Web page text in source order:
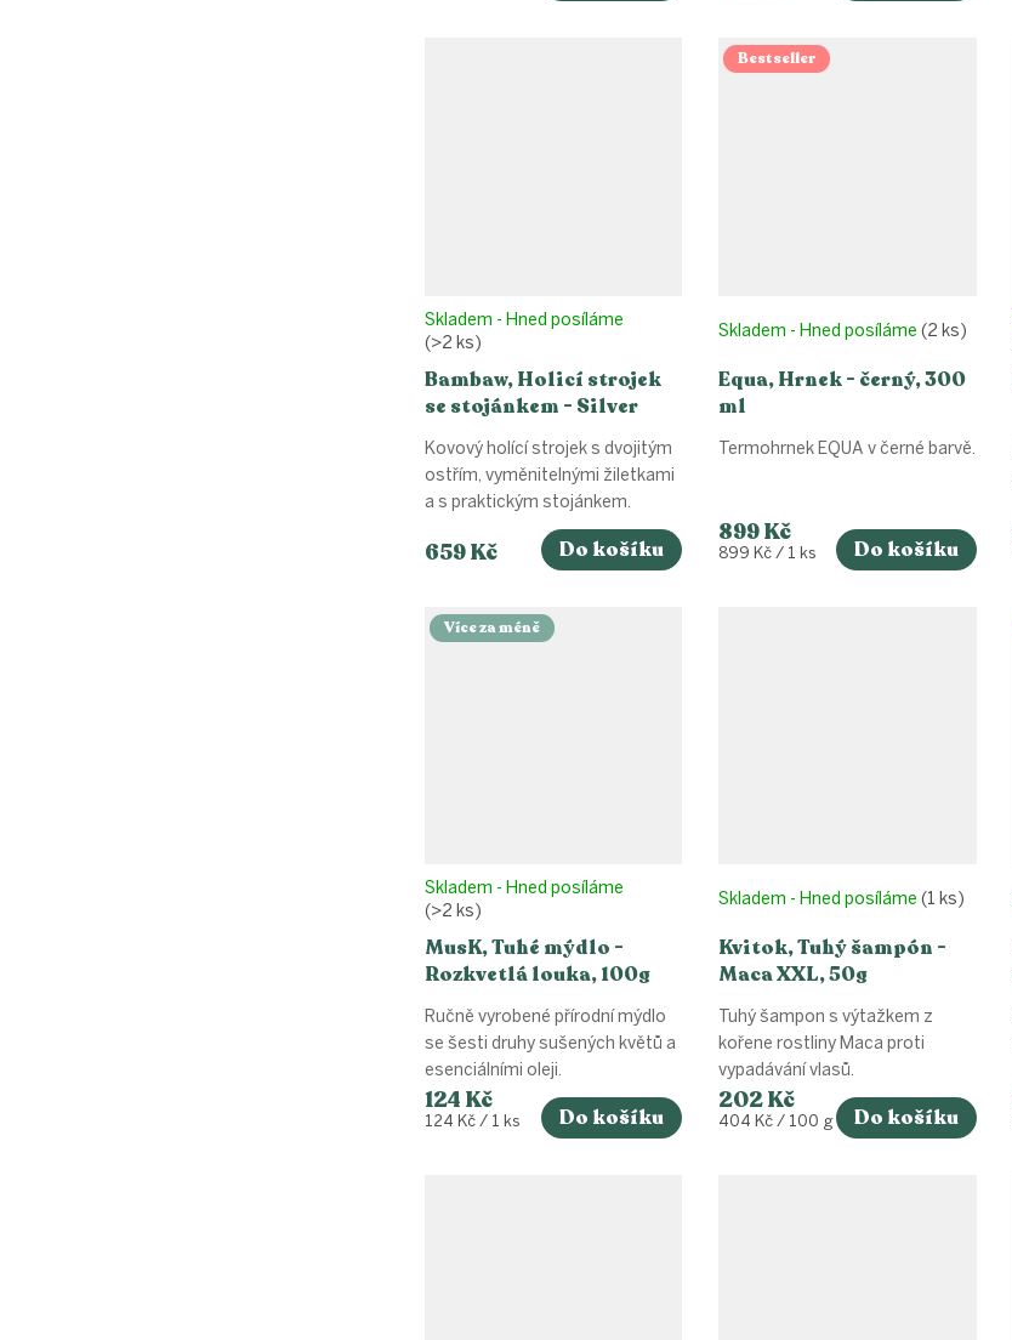
Bambaw, Holicí strojek
se stojánkem - Silver
Skladem - Hned posíláme
(>2 ks)
659 Kč Do košíku
Kovový holící strojek s dvojitým
ostřím, vyměnitelnými žiletkami
a s praktickým stojánkem.
Bestseller
Equa, Hrnek - černý, 300
ml
Skladem - Hned posíláme(2 ks)
899 Kč
Měrná
899 Kč / 1 ks Do košíku
Termohrnek EQUA v černé barvě.
Více za méně
MusK, Tuhé mýdlo -
Rozkvetlá louka, 100g
Skladem - Hned posíláme
(>2 ks)
124 Kč
Měrná
124 Kč / 1 ks Do košíku
Ručně vyrobené přírodní mýdlo
se šesti druhy sušených květů a
esenciálními oleji.
Kvitok, Tuhý šampón -
Maca XXL, 50g
Skladem - Hned posíláme(1 ks)
202 Kč
Měrná
404 Kč / 100 g Do košíku
Tuhý šampon s výtažkem z
kořene rostliny Maca proti
vypadávání vlasů.